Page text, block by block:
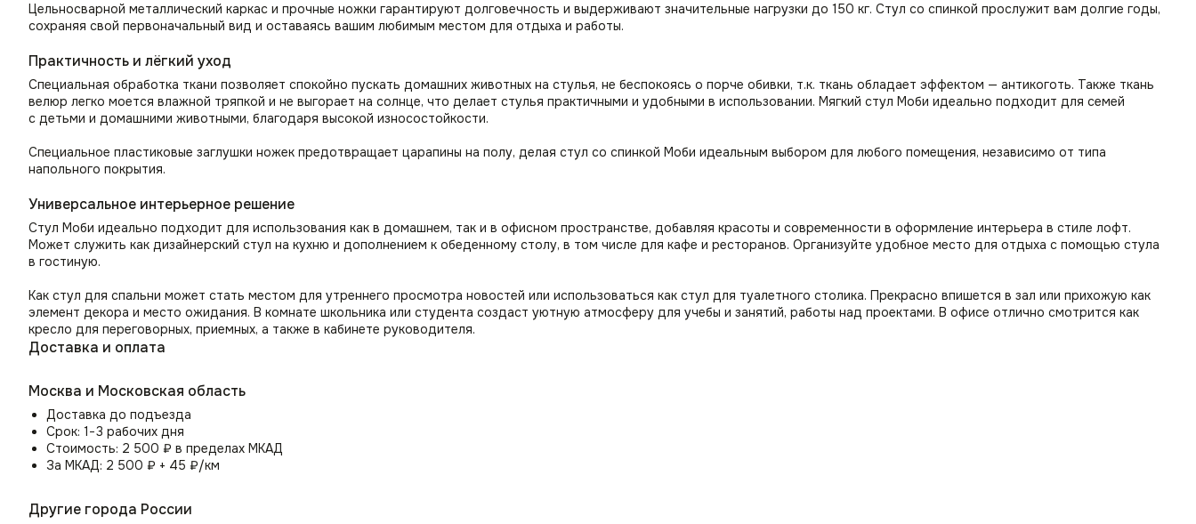
Цельносварной металлический каркас и прочные ножки гарантируют долговечность и выдерживают значительные нагрузки до 150 кг. Стул со спинкой прослужит вам долгие годы,
сохраняя свой первоначальный вид и оставаясь вашим любимым местом для отдыха и работы.
Практичность и лёгкий уход
Специальная обработка ткани позволяет спокойно пускать домашних животных на стулья, не беспокоясь о порче обивки, т.к. ткань обладает эффектом — антикоготь. Также ткань
велюр легко моется влажной тряпкой и не выгорает на солнце, что делает стулья практичными и удобными в использовании. Мягкий стул Моби идеально подходит для семей
с детьми и домашними животными, благодаря высокой износостойкости.
Специальное пластиковые заглушки ножек предотвращает царапины на полу, делая стул со спинкой Моби идеальным выбором для любого помещения, независимо от типа
напольного покрытия.
Универсальное интерьерное решение
Стул Моби идеально подходит для использования как в домашнем, так и в офисном пространстве, добавляя красоты и современности в оформление интерьера в стиле лофт.
Может служить как дизайнерский стул на кухню и дополнением к обеденному столу, в том числе для кафе и ресторанов. Организуйте удобное место для отдыха с помощью стула
в гостиную.
Как стул для спальни может стать местом для утреннего просмотра новостей или использоваться как стул для туалетного столика. Прекрасно впишется в зал или прихожую как
элемент декора и место ожидания. В комнате школьника или студента создаст уютную атмосферу для учебы и занятий, работы над проектами. В офисе отлично смотрится как
кресло для переговорных, приемных, а также в кабинете руководителя.
Доставка и оплата
Москва и Московская область
Доставка до подъезда
Срок: 1−3 рабочих дня
Стоимость: 2 500 ₽ в пределах МКАД
За МКАД: 2 500 ₽ + 45 ₽/км
Другие города России